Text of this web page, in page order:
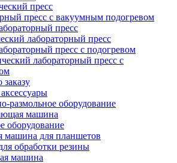
пресс
пресс с вакуумным подогревом
пресс
лабораторный пресс
пресс с подогревом
лабораторный пресс с
заказу
размольное оборудование
машина
оборудование
машина для планшетов
обработки резины
машина